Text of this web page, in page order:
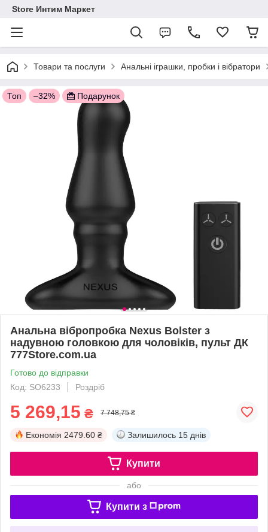
Store Интим Маркет
Товари та послуги Анальні іграшки, пробки і вібратори
Топ –32% Подарунок
Анальна вібропробка Nexus Bolster з
надувною головкою для чоловіків, пульт ДК
777Store.com.ua
Готово до відправки
Код: SO6233
Роздріб
5 269,15 ₴ 7 748,75 ₴
Економія 2479.60 ₴ Залишилось 15 днів
Купити
або
Купити з